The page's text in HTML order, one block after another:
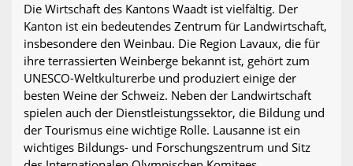
Die Wirtschaft des Kantons Waadt ist vielfältig. Der
Kanton ist ein bedeutendes Zentrum für Landwirtschaft,
insbesondere den Weinbau. Die Region Lavaux, die für
ihre terrassierten Weinberge bekannt ist, gehört zum
UNESCO-Weltkulturerbe und produziert einige der
besten Weine der Schweiz. Neben der Landwirtschaft
spielen auch der Dienstleistungssektor, die Bildung und
der Tourismus eine wichtige Rolle. Lausanne ist ein
wichtiges Bildungs- und Forschungszentrum und Sitz